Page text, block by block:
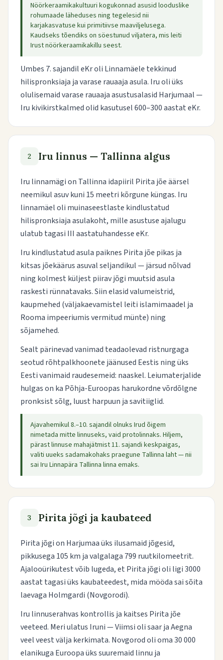
Nöörkeraamikakultuuri kogukonnad asusid looduslike
rohumaade läheduses ning tegelesid nii
karjakasvatuse kui primitiivse maaviljelusega.
Kaudseks tõendiks on söestunud viljatera, mis leiti
Irust nöörkeraamikakillu seest.
Umbes 7. sajandil eKr oli Linnamäele tekkinud
hilispronksiaja ja varase rauaaja asula. Iru oli üks
olulisemaid varase rauaaja asustusalasid Harjumaal —
Iru kivikirstkalmed olid kasutusel 600–300 aastat eKr.
2 Iru linnus — Tallinna algus
Iru linnamägi on Tallinna idapiiril Pirita jõe äärsel
neemikul asuv kuni 15 meetri kõrgune küngas. Iru
linnamäel oli muinaseestlaste kindlustatud
hilispronksiaja asulakoht, mille asustuse ajalugu
ulatub tagasi III aastatuhandesse eKr.
Iru kindlustatud asula paiknes Pirita jõe pikas ja
kitsas jõekäärus asuval seljandikul — järsud nõlvad
ning kolmest küljest piirav jõgi muutsid asula
raskesti rünnatavaks. Siin elasid valumeistrid,
kaupmehed (väljakaevamistel leiti islamimaadel ja
Rooma impeeriumis vermitud münte) ning
sõjamehed.
Sealt pärinevad vanimad teadaolevad ristnurgaga
seotud rõhtpalkhoonete jäänused Eestis ning üks
Eesti vanimaid raudesemeid: naaskel. Leiumaterjalide
hulgas on ka Põhja-Euroopas harukordne võrdõlgne
pronksist sõlg, luust harpuun ja savitiiglid.
Ajavahemikul 8.–10. sajandil olnuks Irud õigem
nimetada mitte linnuseks, vaid protolinnaks. Hiljem,
pärast linnuse mahajätmist 11. sajandi keskpaigas,
valiti uueks sadamakohaks praegune Tallinna laht — nii
sai Iru Linnapära Tallinna linna emaks.
3 Pirita jõgi ja kaubateed
Pirita jõgi on Harjumaa üks ilusamaid jõgesid,
pikkusega 105 km ja valgalaga 799 ruutkilomeetrit.
Ajalooürikutest võib lugeda, et Pirita jõgi oli ligi 3000
aastat tagasi üks kaubateedest, mida mööda sai sõita
laevaga Holmgardi (Novgorodi).
Iru linnuserahvas kontrollis ja kaitses Pirita jõe
veeteed. Meri ulatus Iruni — Viimsi oli saar ja Aegna
veel veest välja kerkimata. Novgorod oli oma 30 000
elanikuga Euroopa üks suuremaid linnu ja